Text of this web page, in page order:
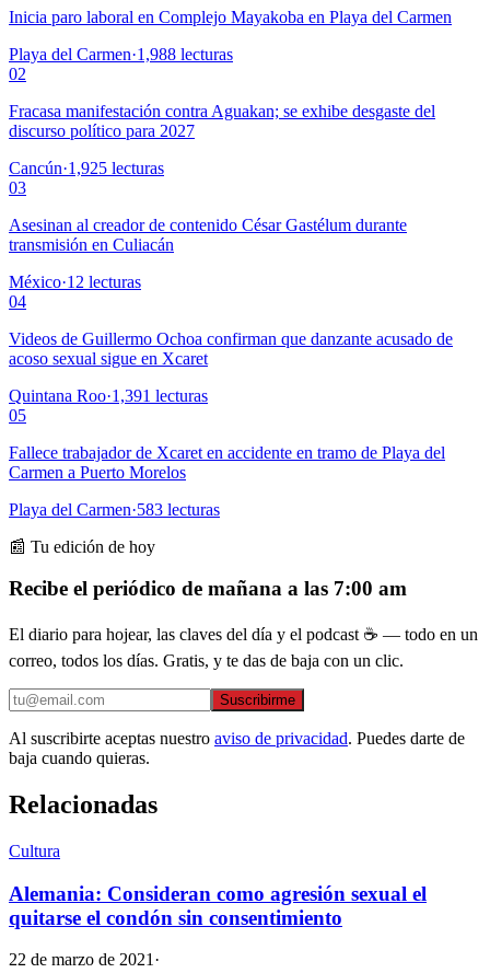
Inicia paro laboral en Complejo Mayakoba en Playa del Carmen
Playa del Carmen·1,988 lecturas
02
Fracasa manifestación contra Aguakan; se exhibe desgaste del
discurso político para 2027
Cancún·1,925 lecturas
03
Asesinan al creador de contenido César Gastélum durante
transmisión en Culiacán
México·12 lecturas
04
Videos de Guillermo Ochoa confirman que danzante acusado de
acoso sexual sigue en Xcaret
Quintana Roo·1,391 lecturas
05
Fallece trabajador de Xcaret en accidente en tramo de Playa del
Carmen a Puerto Morelos
Playa del Carmen·583 lecturas
📰 Tu edición de hoy
Recibe el periódico de mañana a las 7:00 am
El diario para hojear, las claves del día y el podcast ☕ — todo en un
correo, todos los días. Gratis, y te das de baja con un clic.
Suscribirme
Al suscribirte aceptas nuestro aviso de privacidad. Puedes darte de
baja cuando quieras.
Relacionadas
Cultura
Alemania: Consideran como agresión sexual el
quitarse el condón sin consentimiento
22 de marzo de 2021 ·